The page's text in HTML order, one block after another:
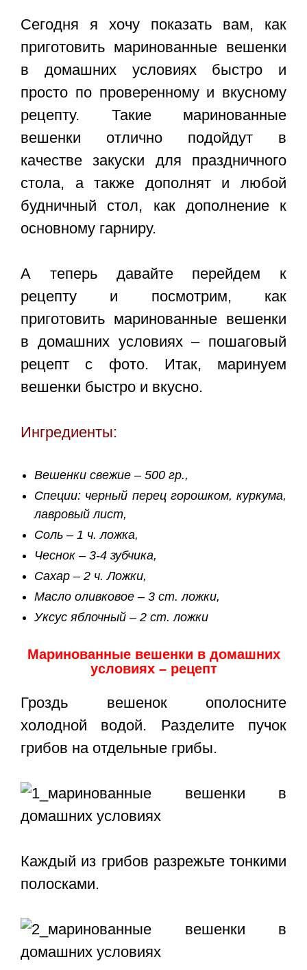
Сегодня я хочу показать вам, как
приготовить маринованные вешенки
в домашних условиях быстро и
просто по проверенному и вкусному
рецепту. Такие маринованные
вешенки отлично подойдут в
качестве закуски для праздничного
стола, а также дополнят и любой
будничный стол, как дополнение к
основному гарниру.
А теперь давайте перейдем к
рецепту и посмотрим, как
приготовить маринованные вешенки
в домашних условиях – пошаговый
рецепт с фото. Итак, маринуем
вешенки быстро и вкусно.
Ингредиенты:
Вешенки свежие – 500 гр.,
Специи: черный перец горошком, куркума,
лавровый лист,
Соль – 1 ч. ложка,
Чеснок – 3-4 зубчика,
Сахар – 2 ч. Ложки,
Масло оливковое – 3 ст. ложки,
Уксус яблочный – 2 ст. ложки
Маринованные вешенки в домашних
условиях – рецепт
Гроздь вешенок ополосните
холодной водой. Разделите пучок
грибов на отдельные грибы.
Каждый из грибов разрежьте тонкими
полосками.